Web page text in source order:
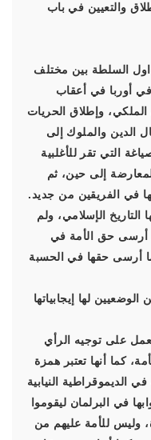
والتعيين في باب
السلطة بين مختلف
أوربا في أعقاب
وإطلاق الحريات
الدين والملوك إلى
التي تقر للأغلبية
إلى حين، ثم
في الفريقين من جديد.
الإسلامي، ولم
أرسى حق الأمة في
أرسى حقها في الحسبة
لها إيجابياتها
على توجيه الرأي
كما أنها تعتبر همزة
الديموقراطية النيابية
في البرلمان ليقوموا
وليس للأمة عليهم من